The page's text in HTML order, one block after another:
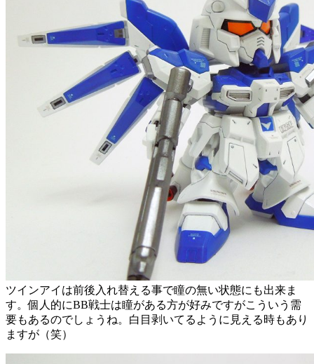
ツインアイは前後入れ替える事で瞳の無い状態にも出来ま
す。個人的にBB戦士は瞳がある方が好みですがこういう需
要もあるのでしょうね。白目剥いてるように見える時もあり
ますが（笑）